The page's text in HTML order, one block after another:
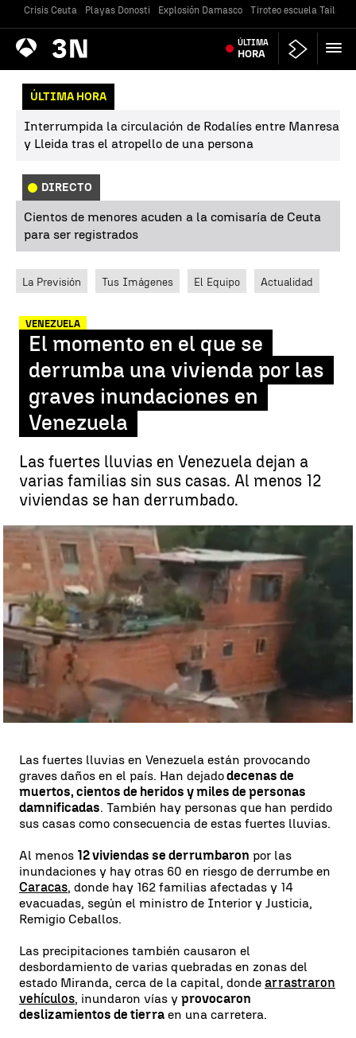
Crisis Ceuta Playas Donosti Explosión Damasco Tiroteo escuela
Antena
3 Noticias ÚLTIMA
HORA
ÚLTIMA HORA
Interrumpida la circulación de Rodalíes entre Manresa
y Lleida tras el atropello de una persona
DIRECTO
Cientos de menores acuden a la comisaría de Ceuta
para ser registrados
La Previsión Tus Imágenes El Equipo Actualidad
VENEZUELA
El momento en el que se
derrumba una vivienda por las
graves inundaciones en
Venezuela
Las fuertes lluvias en Venezuela dejan a
varias familias sin sus casas. Al menos 12
viviendas se han derrumbado.
Derrumbe de una vivienda en Venezuela | Antena 3 Noticias
Rosario Miñano
Publicado:
25 de octubre de 2022, 07:43
WhatsappFacebook
X Linkedin
Las fuertes lluvias en Venezuela están provocando
graves daños en el país. Han dejadodecenas de
muertos, cientos de heridos y miles de personas
damnificadas. También hay personas que han perdido
sus casas como consecuencia de estas fuertes lluvias.
Al menos 12 viviendas se derrumbaron por las
inundaciones y hay otras 60 en riesgo de derrumbe en
Caracas, donde hay 162 familias afectadas y 14
evacuadas, según el ministro de Interior y Justicia,
Remigio Ceballos.
Las precipitaciones también causaron el
desbordamiento de varias quebradas en zonas del
estado Miranda, cerca de la capital, donde arrastraron
vehículos, inundaron vías y provocaron
deslizamientos de tierra en una carretera.